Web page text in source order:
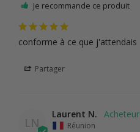
Je recommande ce produit
conforme à ce que j'attendais
Partager
LN
Laurent N.
Réunion